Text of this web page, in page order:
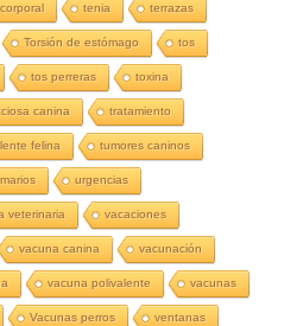
tenia terrazas
Torsión de estómago tos
tos perreras toxina
canina tratamiento
felina tumores caninos
urgencias
veterinaria vacaciones
vacuna canina vacunación
vacuna polivalente vacunas
Vacunas perros ventanas